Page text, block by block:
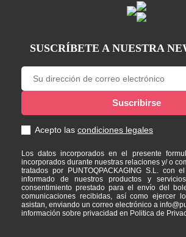
SUSCRÍBETE A NUESTRA
Acepto las condiciones legales
Los datos incorporados en el presente
incorporados durante nuestras relaciones y/ o
tratados por PUNTOQPACKAGING S.L. con
informado de nuestros productos y
consentimiento prestado para el envío del
comunicaciones recibidas, así como ejercer
asistan, enviando un correo electrónico a
información sobre privacidad en Politica de